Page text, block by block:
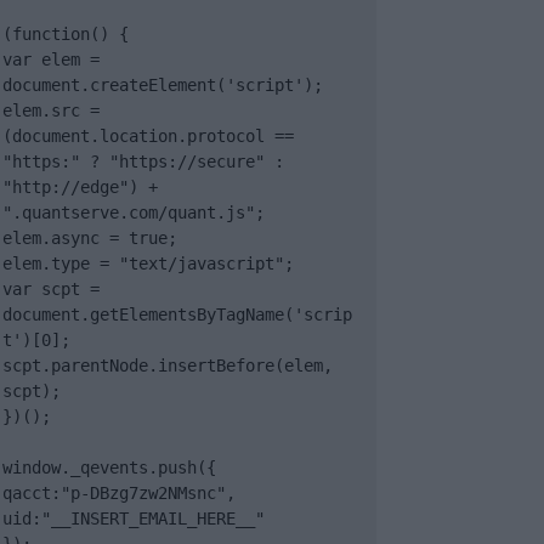
(function() {
var elem =
document.createElement('script');
elem.src =
(document.location.protocol ==
"https:" ? "https://secure" :
"http://edge") +
".quantserve.com/quant.js";
elem.async = true;
elem.type = "text/javascript";
var scpt =
document.getElementsByTagName('scrip
t')[0];
scpt.parentNode.insertBefore(elem,
scpt);
})();
window._qevents.push({
qacct:"p-DBzg7zw2NMsnc",
uid:"__INSERT_EMAIL_HERE__"